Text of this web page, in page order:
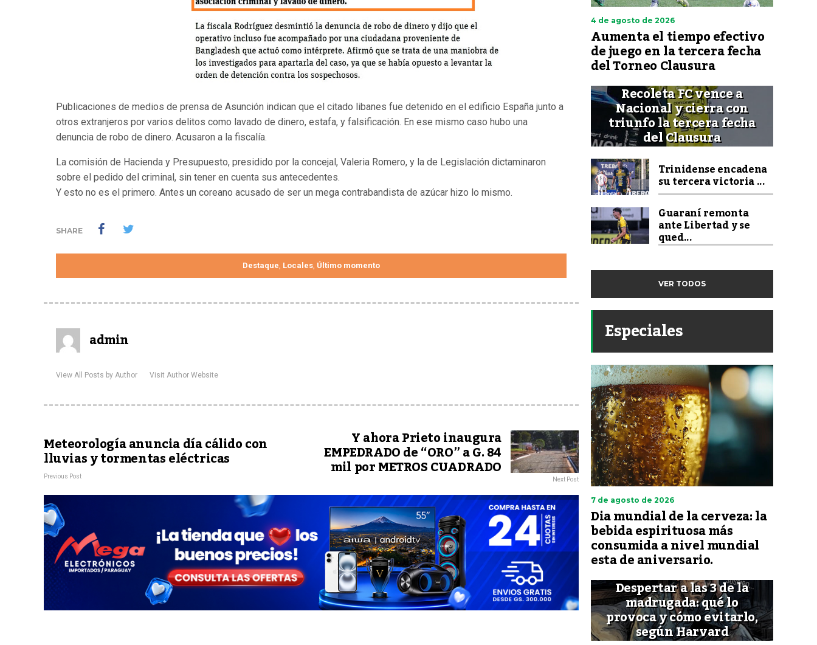
Publicaciones de medios de prensa de Asunción indican que el citado libanes fue detenido en el edificio España junto a
otros extranjeros por varios delitos como lavado de dinero, estafa, y falsificación. En ese mismo caso hubo una
denuncia de robo de dinero. Acusaron a la fiscalía.
La comisión de Hacienda y Presupuesto, presidido por la concejal, Valeria Romero, y la de Legislación dictaminaron
sobre el pedido del criminal, sin tener en cuenta sus antecedentes.
Y esto no es el primero. Antes un coreano acusado de ser un mega contrabandista de azúcar hizo lo mismo.
SHARE
Destaque Locales Último momento
admin
View All Posts by Author Visit Author Website
Meteorología anuncia día cálido con
lluvias y tormentas eléctricas
Previous Post
Y ahora Prieto inaugura
EMPEDRADO de “ORO” a G. 84
mil por METROS CUADRADO Next Post
4 de agosto de 2026
Aumenta el tiempo efectivo
de juego en la tercera fecha
del Torneo Clausura
Recoleta FC vence a
Nacional y cierra con
triunfo la tercera fecha
del Clausura
Trinidense encadena
su tercera victoria ...
Guaraní remonta
ante Libertad y se
qued...
VER TODOS
Especiales
7 de agosto de 2026
Dia mundial de la cerveza: la
bebida espirituosa más
consumida a nivel mundial
esta de aniversario.
Despertar a las 3 de la
madrugada: qué lo
provoca y cómo evitarlo,
según Harvard